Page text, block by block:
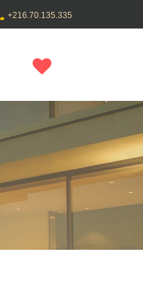
+216.70.135.335